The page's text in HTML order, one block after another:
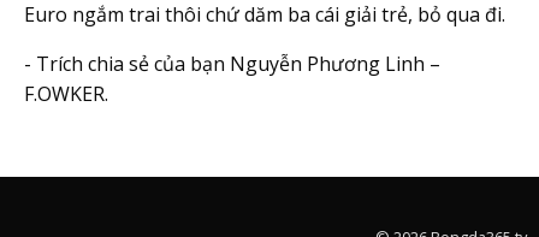
Euro ngắm trai thôi chứ dăm ba cái giải trẻ, bỏ qua đi.
- Trích chia sẻ của bạn Nguyễn Phương Linh –
F.OWKER.